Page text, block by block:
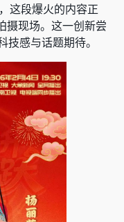
这段爆火的内容正
摄现场。这一创新尝
感与话题期待。